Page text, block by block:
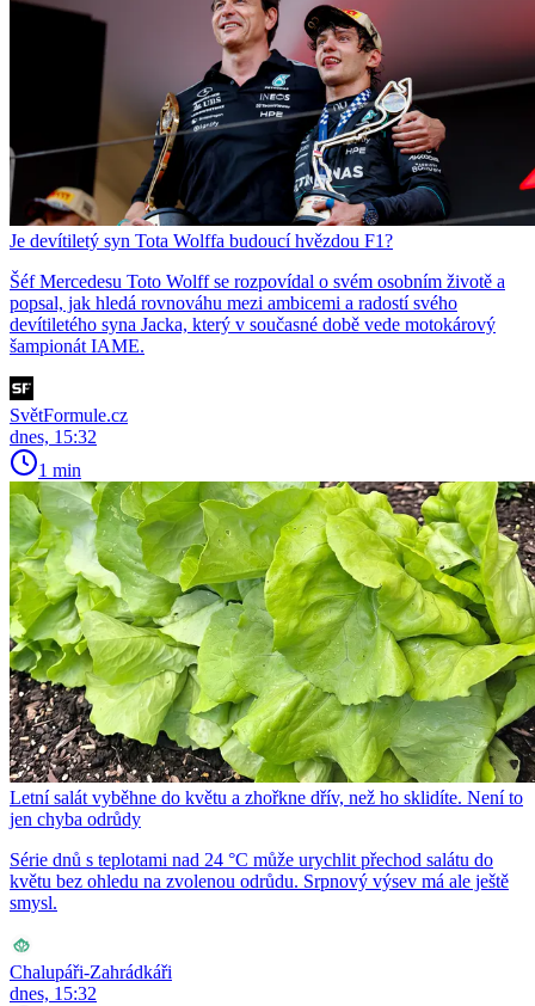
Je devítiletý syn Tota Wolffa budoucí hvězdou F1?
Šéf Mercedesu Toto Wolff se rozpovídal o svém osobním životě a
popsal, jak hledá rovnováhu mezi ambicemi a radostí svého
devítiletého syna Jacka, který v současné době vede motokárový
šampionát IAME.
SvětFormule.cz
dnes, 15:32
1 min
Letní salát vyběhne do květu a zhořkne dřív, než ho sklidíte. Není to
jen chyba odrůdy
Série dnů s teplotami nad 24 °C může urychlit přechod salátu do
květu bez ohledu na zvolenou odrůdu. Srpnový výsev má ale ještě
smysl.
Chalupáři-Zahrádkáři
dnes, 15:32